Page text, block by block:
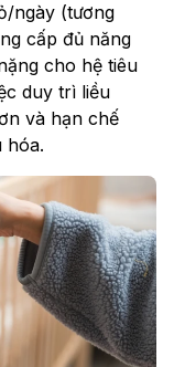
ngày (tương
cấp đủ năng
cho hệ tiêu
duy trì liều
và hạn chế
hóa.